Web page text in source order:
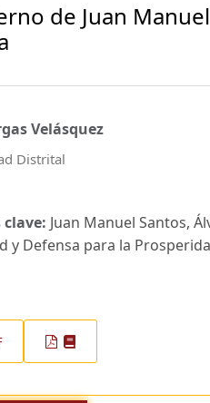
de Juan
Velásquez
Distrital
clave: Juan Manuel Santos,
y Defensa para la